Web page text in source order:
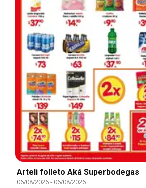
Arteli folleto Aká Superbodegas
06/08/2026- 06/08/2026